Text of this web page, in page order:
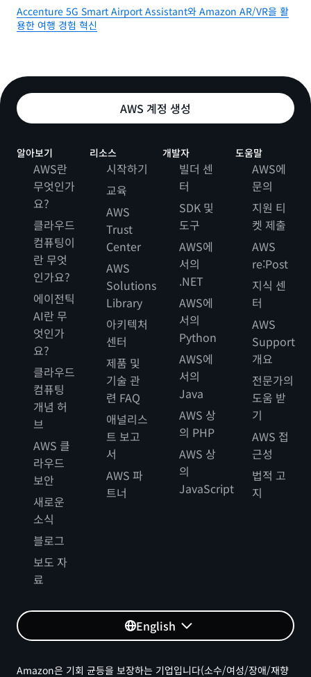
Accenture 5G Smart Airport Assistant와 Amazon AR/VR을 활
용한 여행 경험 혁신
AWS 계정 생성
알아보기
AWS란
무엇인가
요?
클라우드
컴퓨팅이
란 무엇
인가요?
에이전틱
AI란 무
엇인가
요?
클라우드
컴퓨팅
개념 허
브
AWS 클
라우드
보안
새로운
소식
블로그
보도 자
료
리소스
시작하기
교육
AWS
Trust
Center
AWS
Solutions
Library
아키텍처
센터
제품 및
기술 관
련 FAQ
애널리스
트 보고
서
AWS 파
트너
개발자
빌더 센
터
SDK 및
도구
AWS에
서의
.NET
AWS에
서의
Python
AWS에
서의
Java
AWS 상
의 PHP
AWS 상
의
JavaScript
도움말
AWS에
문의
지원 티
켓 제출
AWS
re:Post
지식 센
터
AWS
Support
개요
전문가의
도움 받
기
AWS 접
근성
법적 고
지
English
Amazon은 기회 균등을 보장하는 기업입니다(소수/여성/장애/재향